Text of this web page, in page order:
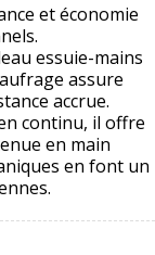
et économie
essuie-mains
assure
accrue.
continu, il offre
en main
en font un